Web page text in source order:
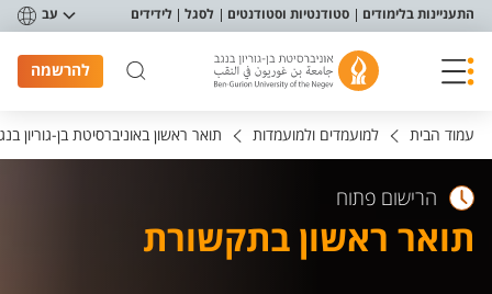
תפריט נגישות
התעניינות בלימודים סטודנטיות וסטודנטים לסגל לידידים עב
להרשמה
עמוד הבית למועמדים ולמועמדות תואר ראשון באוניברסיטת בן-גוריון
הרישום פתוח
תואר ראשון בתקשורת